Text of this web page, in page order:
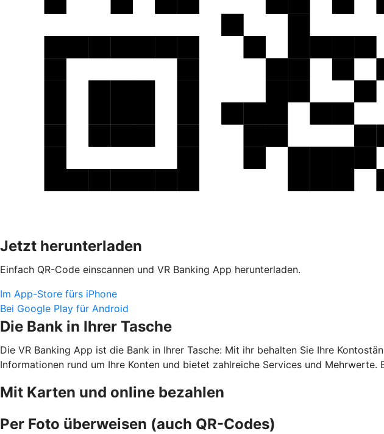
Jetzt herunterladen
Einfach QR-Code einscannen und VR Banking App herunterladen.
Im App-Store fürs iPhone
Bei Google Play für Android
Die Bank in Ihrer Tasche
Die VR Banking App ist die Bank in Ihrer Tasche: Mit ihr behalten Sie Ihre
Informationen rund um Ihre Konten und bietet zahlreiche Services und
Mit Karten und online bezahlen
Per Foto überweisen (auch QR-Codes)